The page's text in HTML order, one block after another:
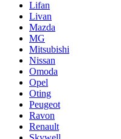
Lifan
Livan
Mazda
MG
Mitsubishi
Nissan
Omoda
Opel
Oting
Peugeot
Ravon
Renault